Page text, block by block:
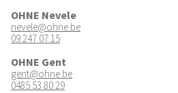
OHNE Nevele
nevele@ohne.be
09 247 07 15
OHNE Gent
gent@ohne.be
0485 53 80 29